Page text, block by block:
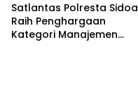
Satlantas Polresta
Raih Penghargaan
Kategori Manajemen